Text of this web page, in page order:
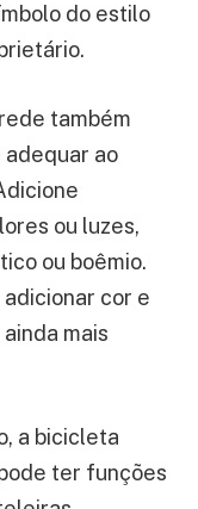
do estilo
também
adequar ao
ou luzes,
ou boêmio.
cor e
mais
a bicicleta
ter funções